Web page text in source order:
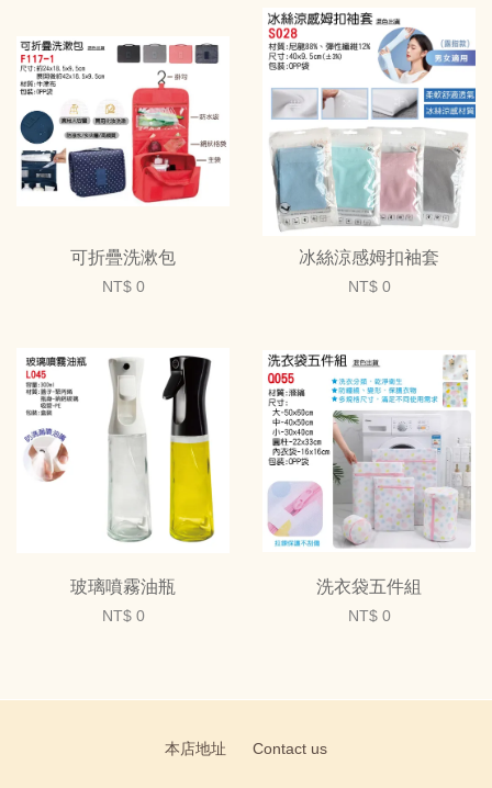
可折疊洗漱包
NT$ 0
冰絲涼感姆扣袖套
NT$ 0
玻璃噴霧油瓶
NT$ 0
洗衣袋五件組
NT$ 0
本店地址 Contact us